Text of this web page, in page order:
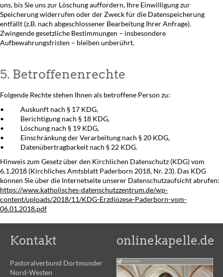
uns, bis Sie uns zur Löschung auffordern, Ihre Einwilligung zur
Speicherung widerrufen oder der Zweck für die Datenspeicherung
entfällt (z.B. nach abgeschlossener Bearbeitung Ihrer Anfrage).
Zwingende gesetzliche Bestimmungen – insbesondere
Aufbewahrungsfristen – bleiben unberührt.
5. Betroffenenrechte
Folgende Rechte stehen Ihnen als betroffene Person zu:
• Auskunft nach § 17 KDG,
• Berichtigung nach § 18 KDG,
• Löschung nach § 19 KDG,
• Einschränkung der Verarbeitung nach § 20 KDG,
• Datenübertragbarkeit nach § 22 KDG.
Hinweis zum Gesetz über den Kirchlichen Datenschutz (KDG) vom
6.1.2018 (Kirchliches Amtsblatt Paderborn 2018, Nr. 23). Das KDG
können Sie über die Internetseite unserer Datenschutzaufsicht abrufen:
https://www.katholisches-datenschutzzentrum.de/wp-
content/uploads/2018/11/KDG-Erzdiözese-Paderborn-vom-
06.01.2018.pdf
Kontakt
Pastoralverbund Dortmunder
Nord-Westen
onlinekapelle.de